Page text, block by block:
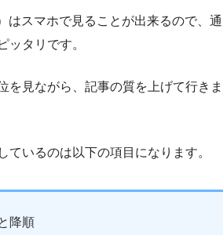
はスマホで見ることが出来るので、通
ッタリです。
を見ながら、記事の質を上げて行きま
ているのは以下の項目になります。
降順